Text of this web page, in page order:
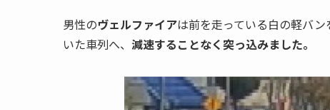
男性のヴェルファイアは前を走っている白の軽バ
いた車列へ、 減速することなく突っ込みました。